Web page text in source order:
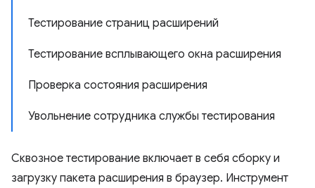
Тестирование страниц расширений
Тестирование всплывающего окна расширения
Проверка состояния расширения
Увольнение сотрудника службы тестирования
Сквозное тестирование включает в себя сборку и
загрузку пакета расширения в браузер. Инструмент